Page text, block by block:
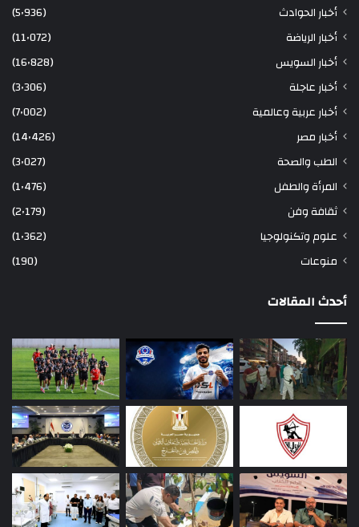
أخبار الحوادث
(5٬936)
أخبار الرياضة
(11٬072)
أخبار السويس
(16٬828)
أخبار عاجلة
(3٬306)
أخبار عربية وعالمية
(7٬002)
أخبار مصر
(14٬426)
الطب والصحة
(3٬027)
المرأة والطفل
(1٬476)
ثقافة وفن
(2٬179)
علوم وتكنولوجيا
(1٬362)
منوعات
(190)
أحدث المقالات